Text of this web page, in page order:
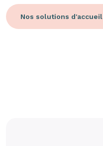
Nos solutions d'accueil